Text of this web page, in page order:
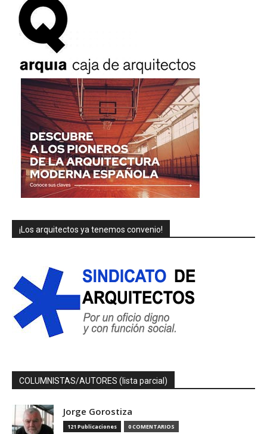
¡Los arquitectos ya tenemos convenio!
COLUMNISTAS/AUTORES (lista parcial)
Jorge Gorostiza
121 Publicaciones 0 COMENTARIOS